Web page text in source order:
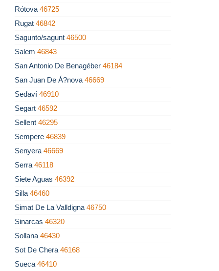
Rótova 46725
Rugat 46842
Sagunto/sagunt 46500
Salem 46843
San Antonio De Benagéber 46184
San Juan De Á?nova 46669
Sedaví 46910
Segart 46592
Sellent 46295
Sempere 46839
Senyera 46669
Serra 46118
Siete Aguas 46392
Silla 46460
Simat De La Valldigna 46750
Sinarcas 46320
Sollana 46430
Sot De Chera 46168
Sueca 46410